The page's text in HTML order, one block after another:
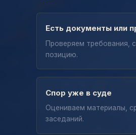
Есть документы или
Проверяем требования,
позицию.
Спор уже в суде
Оцениваем материалы,
заседаний.